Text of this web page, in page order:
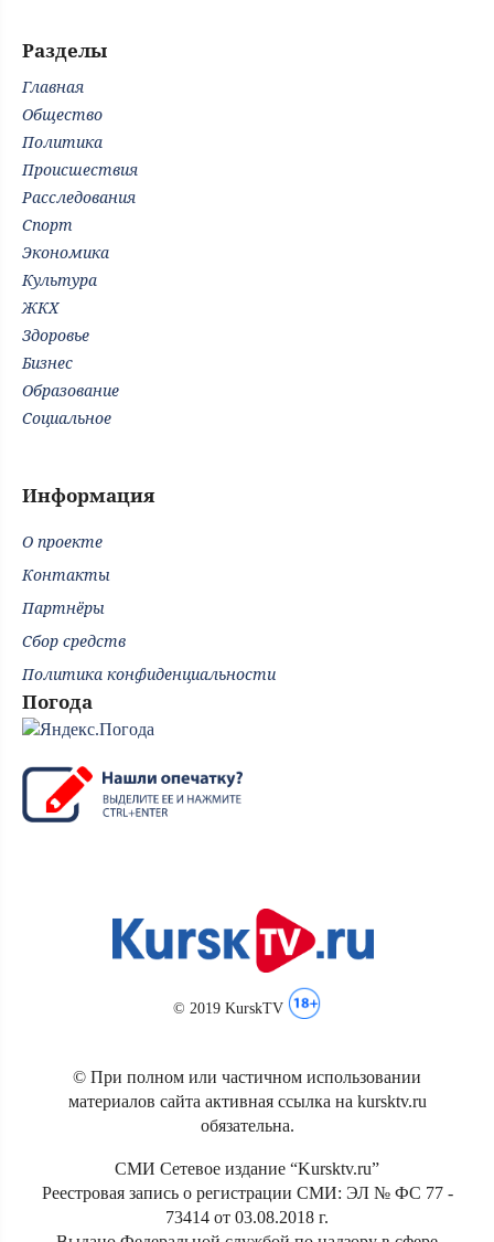
Разделы
Главная
Общество
Политика
Происшествия
Расследования
Спорт
Экономика
Культура
ЖКХ
Здоровье
Бизнес
Образование
Социальное
Информация
О проекте
Контакты
Партнёры
Сбор средств
Политика конфиденциальности
Погода
© 2019 KurskTV
© При полном или частичном использовании
материалов сайта активная ссылка на kursktv.ru
обязательна.
СМИ Сетевое издание “Kursktv.ru”
Реестровая запись о регистрации СМИ: ЭЛ № ФС 77 -
73414 от 03.08.2018 г.